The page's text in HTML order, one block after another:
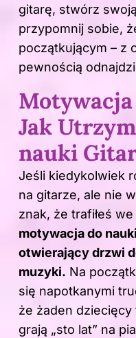
gitarę, stwórz
przypomnij sobie,
początkującym – z
pewnością
Jak
nauki
Jeśli kiedykolwiek
na gitarze, ale nie
znak, że trafiłeś
motywacja do
otwierający drzwi
muzyki. Na
się napotkanymi
że żaden
grają „sto lat” na